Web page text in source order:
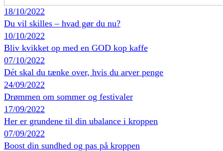
18/10/2022
Du vil skilles – hvad gør du nu?
10/10/2022
Bliv kvikket op med en GOD kop kaffe
07/10/2022
Dét skal du tænke over, hvis du arver penge
24/09/2022
Drømmen om sommer og festivaler
17/09/2022
Her er grundene til din ubalance i kroppen
07/09/2022
Boost din sundhed og pas på kroppen